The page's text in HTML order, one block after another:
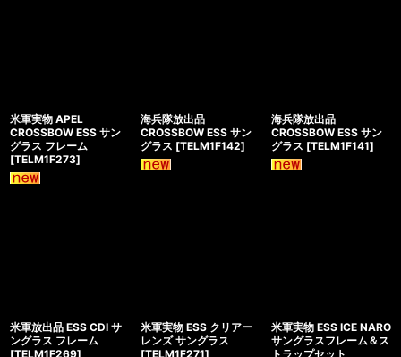
米軍実物 APEL
CROSSBOW ESS サン
グラス フレーム
[TELM1F273]
海兵隊放出品
CROSSBOW ESS サン
グラス [TELM1F142]
海兵隊放出品
CROSSBOW ESS サン
グラス [TELM1F141]
米軍放出品 ESS CDI サ
ングラス フレーム
[TELM1F269]
米軍実物 ESS クリアー
レンズ サングラス
[TELM1F271]
米軍実物 ESS ICE NARO
サングラスフレーム＆ス
トラップセット